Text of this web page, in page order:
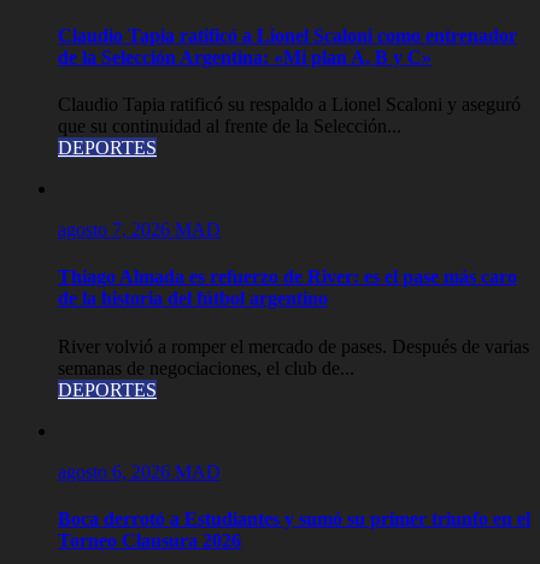
Claudio Tapia ratificó a Lionel Scaloni como entrenador
de la Selección Argentina: «Mi plan A, B y C»
Claudio Tapia ratificó su respaldo a Lionel Scaloni y aseguró
que su continuidad al frente de la Selección...
DEPORTES
agosto 7, 2026 MAD
Thiago Almada es refuerzo de River: es el pase más caro
de la historia del fútbol argentino
River volvió a romper el mercado de pases. Después de varias
semanas de negociaciones, el club de...
DEPORTES
agosto 6, 2026 MAD
Boca derrotó a Estudiantes y sumó su primer triunfo en el
Torneo Clausura 2026